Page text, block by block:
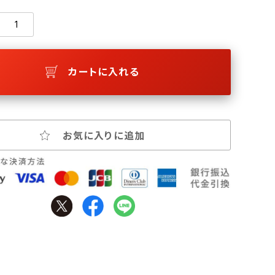
カートに入れる
お気に入りに追加